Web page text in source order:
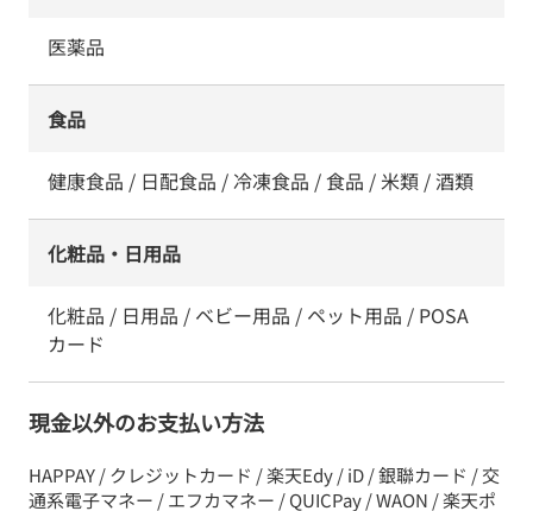
医薬品
食品
健康食品 / 日配食品 / 冷凍食品 / 食品 / 米類 / 酒類
化粧品・日用品
化粧品 / 日用品 / ベビー用品 / ペット用品 / POSA
カード
現金以外のお支払い方法
HAPPAY / クレジットカード / 楽天Edy / iD / 銀聯カード / 交
通系電子マネー / エフカマネー / QUICPay / WAON / 楽天ポ